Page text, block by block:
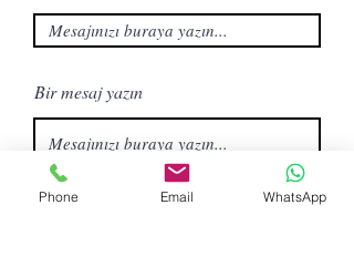
Bir mesaj yazın
Phone Email WhatsApp